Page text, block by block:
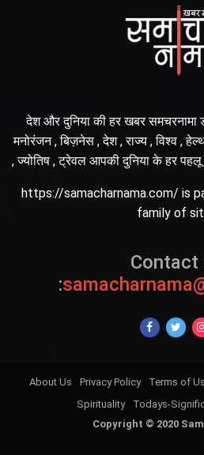
देश और दुनिया की हर खबर समचरनामा
मनोरंजन , बिज़नेस , देश , राज्य , विश्व ,
, ज्योतिष , ट्रेवल आपकी दुनिया के हर
https://samacharnama.com/ is
family of
Contact
:
Copyright © 2020
About Us Privacy Policy Terms of
Spirituality
Todays-